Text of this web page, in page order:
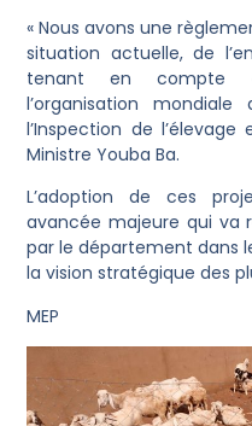
« Nous avons une
situation actuelle, de
tenant en compte
l’organisation
l’Inspection de
Ministre Youba Ba.
L’adoption de ces
avancée majeure qui va
par le département dans
la vision stratégique des
MEP